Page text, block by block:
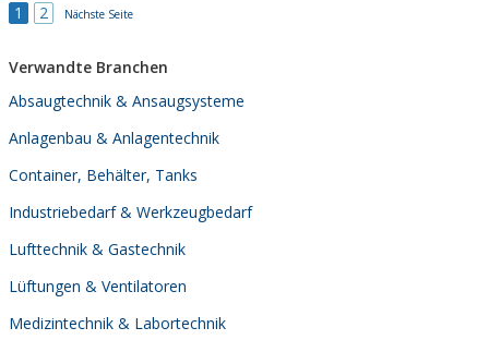
1
2 Nächste Seite
Verwandte Branchen
Absaugtechnik & Ansaugsysteme
Anlagenbau & Anlagentechnik
Container, Behälter, Tanks
Industriebedarf & Werkzeugbedarf
Lufttechnik & Gastechnik
Lüftungen & Ventilatoren
Medizintechnik & Labortechnik